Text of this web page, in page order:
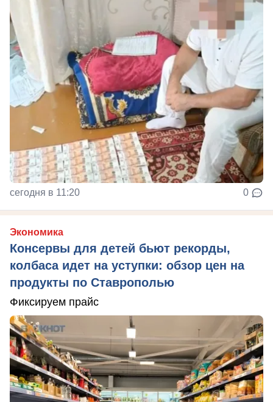
сегодня в 11:20 0
Экономика
Консервы для детей бьют рекорды,
колбаса идет на уступки: обзор цен на
продукты по Ставрополью
Фиксируем прайс